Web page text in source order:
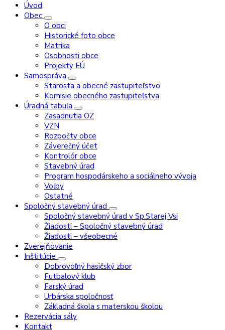
Úvod
Obec
O obci
Historické foto obce
Matrika
Osobnosti obce
Projekty EÚ
Samospráva
Starosta a obecné zastupiteľstvo
Komisie obecného zastupiteľstva
Úradná tabuľa
Zasadnutia OZ
VZN
Rozpočty obce
Záverečný účet
Kontrolór obce
Stavebný úrad
Program hospodárskeho a sociálneho vývoja
Voľby
Ostatné
Spoločný stavebný úrad
Spoločný stavebný úrad v Sp.Starej Vsi
Žiadosti – Spoločný stavebný úrad
Žiadosti – všeobecné
Zverejňovanie
Inštitúcie
Dobrovoľný hasičský zbor
Futbalový klub
Farský úrad
Urbárska spoločnosť
Základná škola s materskou školou
Rezervácia sály
Kontakt